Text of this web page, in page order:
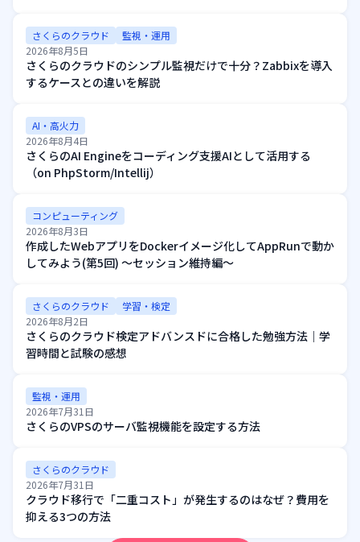
さくらのクラウド
監視・運用
2026年8月5日
さくらのクラウドのシンプル監視だけで十分？Zabbixを導入
するケースとの違いを解説
AI・高火力
2026年8月4日
さくらのAI Engineをコーディング支援AIとして活用する
（on PhpStorm/Intellij）
コンピューティング
2026年8月3日
作成したWebアプリをDockerイメージ化してAppRunで動か
してみよう(第5回) ～セッション維持編～
さくらのクラウド
学習・検定
2026年8月2日
さくらのクラウド検定アドバンスドに合格した勉強方法｜学
習時間と試験の感想
監視・運用
2026年7月31日
さくらのVPSのサーバ監視機能を設定する方法
さくらのクラウド
2026年7月31日
クラウド移行で「二重コスト」が発生するのはなぜ？費用を
抑える3つの方法